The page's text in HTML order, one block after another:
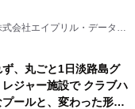
会社エイプリル・データ・
、丸ごと1日淡路島グ
ジャー施設で クラブハ
ールと、変わった形の